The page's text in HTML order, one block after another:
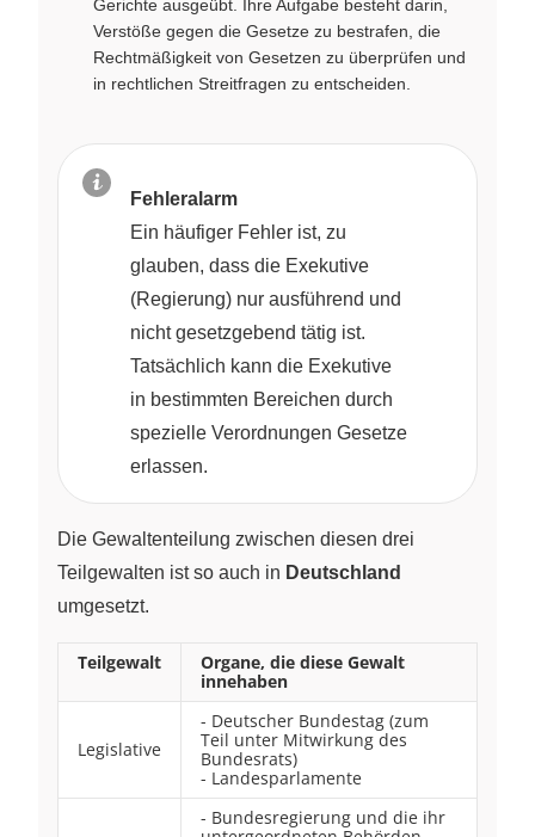
Gerichte ausgeübt. Ihre Aufgabe besteht darin,
Verstöße gegen die Gesetze zu bestrafen, die
Rechtmäßigkeit von Gesetzen zu überprüfen und
in rechtlichen Streitfragen zu entscheiden.
Fehleralarm
Ein häufiger Fehler ist, zu
glauben, dass die Exekutive
(Regierung) nur ausführend und
nicht gesetzgebend tätig ist.
Tatsächlich kann die Exekutive
in bestimmten Bereichen durch
spezielle Verordnungen Gesetze
erlassen.
Die Gewaltenteilung zwischen diesen drei
Teilgewalten ist so auch in Deutschland
umgesetzt.
Teilgewalt
Organe, die diese Gewalt
innehaben
Legislative
- Deutscher Bundestag (zum
Teil unter Mitwirkung des
Bundesrats)
- Landesparlamente
- Bundesregierung und die ihr